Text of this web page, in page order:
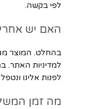
לפי בקשה.
האם יש
בהחלט. המוצר
למדיניות האתר.
לפנות אלינו
מה זמן